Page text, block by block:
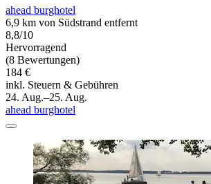
ahead burghotel
6,9 km von Südstrand entfernt
8,8/10
Hervorragend
(8 Bewertungen)
184 €
inkl. Steuern & Gebühren
24. Aug.–25. Aug.
ahead burghotel